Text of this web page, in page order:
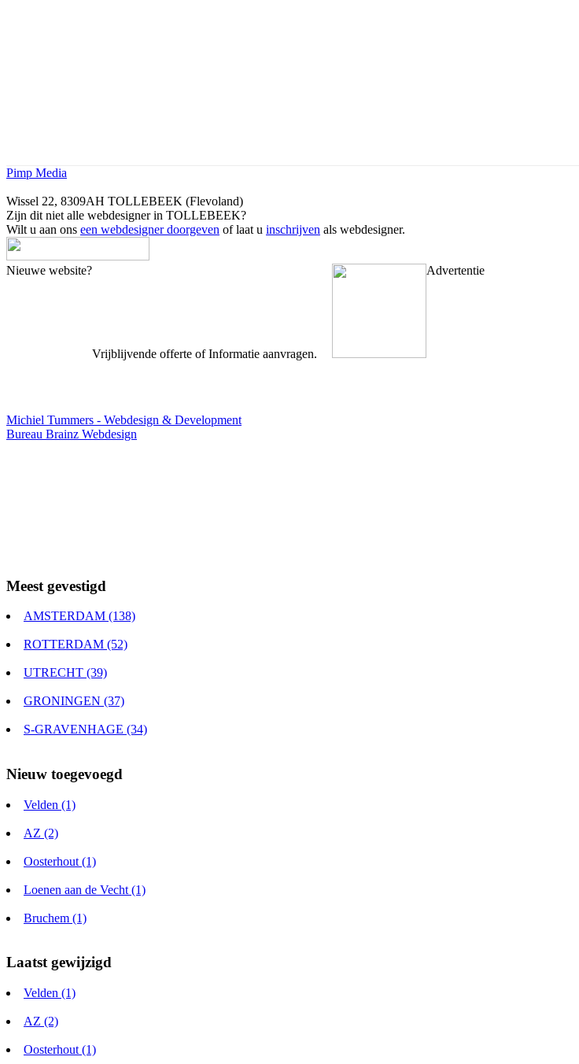
Pimp Media
Wissel 22, 8309AH TOLLEBEEK (Flevoland)
Zijn dit niet alle webdesigner in TOLLEBEEK?
Wilt u aan ons een webdesigner doorgeven of laat u inschrijven als webdesigner.
Nieuwe website?
Vrijblijvende offerte of Informatie aanvragen.
Advertentie
Michiel Tummers - Webdesign & Development
Bureau Brainz Webdesign
Meest gevestigd
AMSTERDAM (138)
ROTTERDAM (52)
UTRECHT (39)
GRONINGEN (37)
S-GRAVENHAGE (34)
Nieuw toegevoegd
Velden (1)
AZ (2)
Oosterhout (1)
Loenen aan de Vecht (1)
Bruchem (1)
Laatst gewijzigd
Velden (1)
AZ (2)
Oosterhout (1)